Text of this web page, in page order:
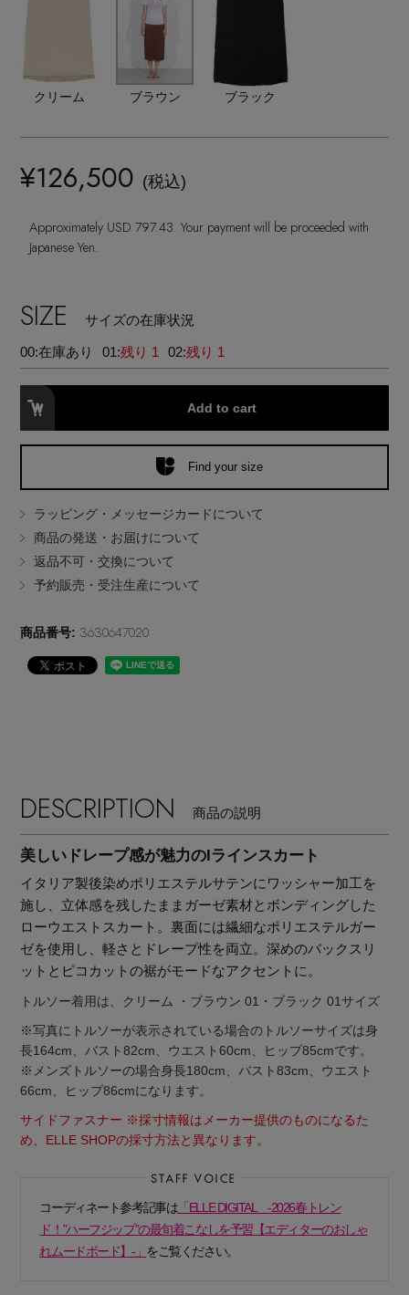
【ペプラム】トレンドシルエット
『ELLE』最新号掲載
ジャケット
フラットシューズ
レインシューズ
ハンドバッグ
クラッチバッグ
ボストンバッグ
スーツケース
帽子・イヤーマフ
ヘアアクセサリー
スマートフォンケース・タブレットケース
アイウェア
ベルト
グローブ
レッグウェア
チャーム・ストラップ
その他(傘・ハンカチ・時計など)
ピアス・イヤリング
ネックレス
リング
コサージュ・ブローチ
チャーム
すべてのランジェリー
ランジェリー
すべてのスポーツ
シューズ
バッグ・小物
CONTENTS
特集一覧
BRAND NEWS
HOT STYLE
メルマガ PICKUP
PERSONAL COLOR
【エディターズ・エッセンシャル】
クリーム ブラウン ブラック
¥126,500 (税込)
Approximately USD 797.43. Your payment will be proceeded with
Japanese Yen.
SIZE サイズの在庫状況
00:在庫あり 01:残り 1 02:残り 1
Add to cart
Find your size
ラッピング・メッセージカードについて
商品の発送・お届けについて
返品不可・交換について
予約販売・受注生産について
商品番号: 3630647020
DESCRIPTION 商品の説明
美しいドレープ感が魅力のIラインスカート
イタリア製後染めポリエステルサテンにワッシャー加工を
施し、立体感を残したままガーゼ素材とボンディングした
ローウエストスカート。裏面には繊細なポリエステルガー
ゼを使用し、軽さとドレープ性を両立。深めのバックスリ
ットとピコカットの裾がモードなアクセントに。
トルソー着用は、クリーム ・ブラウン 01・ブラック 01サイズ
※写真にトルソーが表示されている場合のトルソーサイズは身
長164cm、バスト82cm、ウエスト60cm、ヒップ85cmです。
※メンズトルソーの場合身長180cm、バスト83cm、ウエスト
66cm、ヒップ86cmになります。
サイドファスナー ※採寸情報はメーカー提供のものになるた
め、ELLE SHOPの採寸方法と異なります。
コーディネート参考記事は「ELLE DIGITAL -2026春トレン
ド！”ハーフジップ”の最旬着こなしを予習【エディターのおしゃ
れムードボード】-」 をご覧ください。